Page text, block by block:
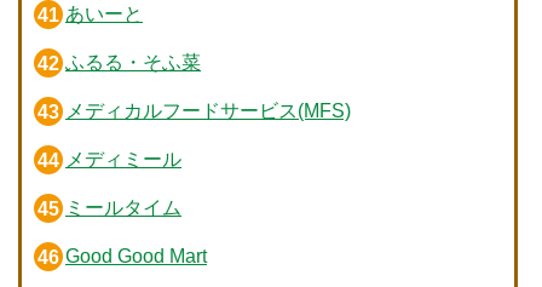
あいーと
ふるる・そふ菜
メディカルフードサービス(MFS)
メディミール
ミールタイム
Good Good Mart